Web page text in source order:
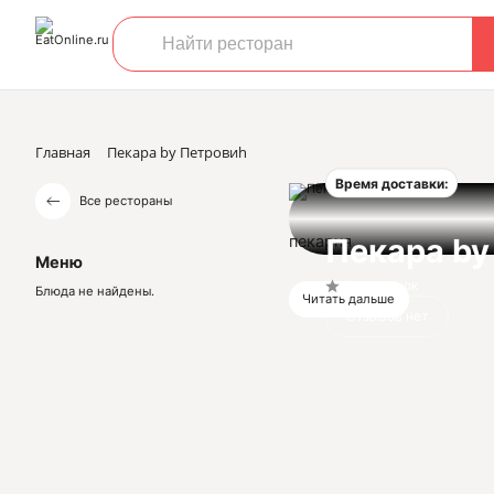
Главная Пекара by Петровиh
Все рестораны
Меню
Блюда не найдены.
Время доставки:
Пекара
пекарня
Читать дальше